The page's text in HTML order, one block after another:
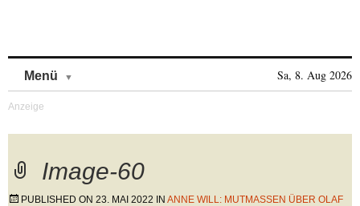
Menü Sa, 8. Aug 2026
Image-60
PUBLISHED ON 23. MAI 2022 IN ANNE WILL: MUTMASSEN ÜBER OLAF S